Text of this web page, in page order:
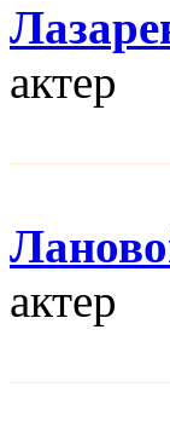
актер
актер